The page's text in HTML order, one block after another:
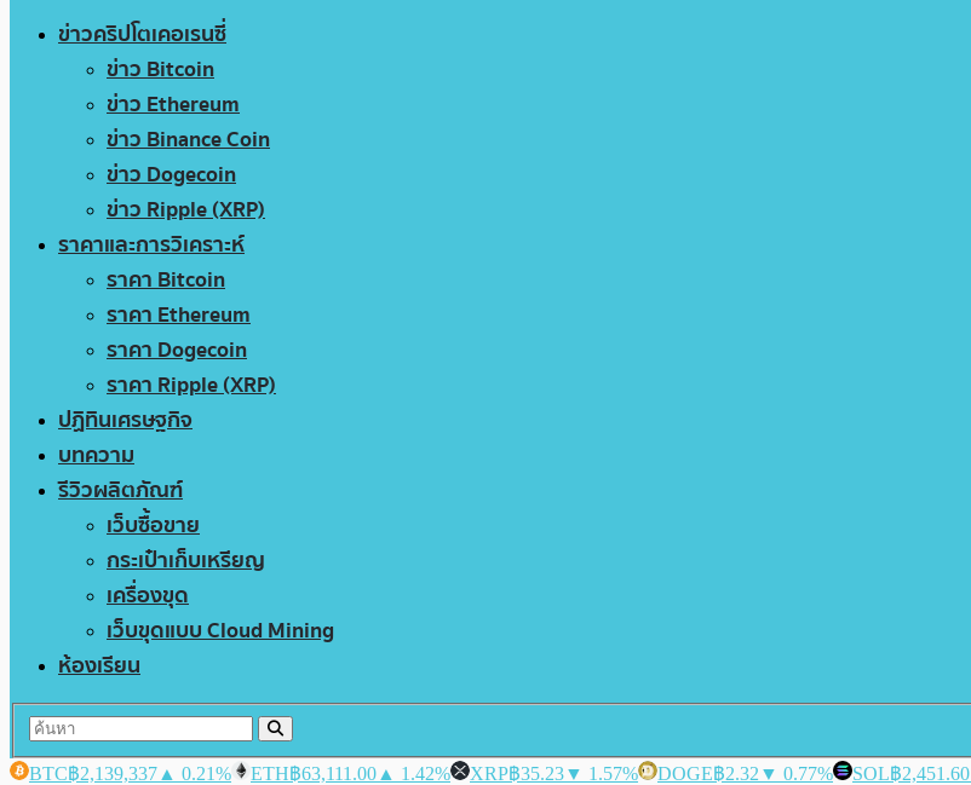
ข่าวคริปโตเคอเรนซี่
ข่าว Bitcoin
ข่าว Ethereum
ข่าว Binance Coin
ข่าว Dogecoin
ข่าว Ripple (XRP)
ราคาและการวิเคราะห์
ราคา Bitcoin
ราคา Ethereum
ราคา Dogecoin
ราคา Ripple (XRP)
ปฏิทินเศรษฐกิจ
บทความ
รีวิวผลิตภัณฑ์
เว็บซื้อขาย
กระเป๋าเก็บเหรียญ
เครื่องขุด
เว็บขุดแบบ Cloud Mining
ห้องเรียน
BTC฿2,139,337 ▲ 0.21% ETH฿63,111.00 ▲ 1.42% XRP฿35.23▼ 1.57% DOGE฿2.32 ▼ 0.77% SOL฿2,451.60